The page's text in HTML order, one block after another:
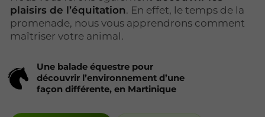
plaisirs de l’équitation. En effet, le temps de la
promenade, nous vous apprendrons comment
maîtriser votre animal.
Une balade équestre pour
découvrir l’environnement d’une
façon différente, en Martinique